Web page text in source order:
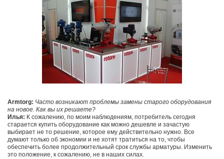
Armtorg: Часто возникают проблемы замены старого оборудования
на новое. Как вы их решаете?
Илья: К сожалению, по моим наблюдениям, потребитель сегодня
старается купить оборудование как можно дешевле и зачастую
выбирает не то решение, которое ему действительно нужно. Все
думают только об экономии и не хотят тратиться на то, чтобы
обеспечить более продолжительный срок службы арматуры. Изменить
это положение, к сожалению, не в наших силах.